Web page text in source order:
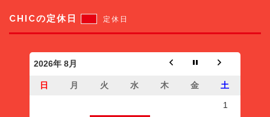
CHICの定休日 定休日
2026年 8月
日 月 火 水 木 金 土
1